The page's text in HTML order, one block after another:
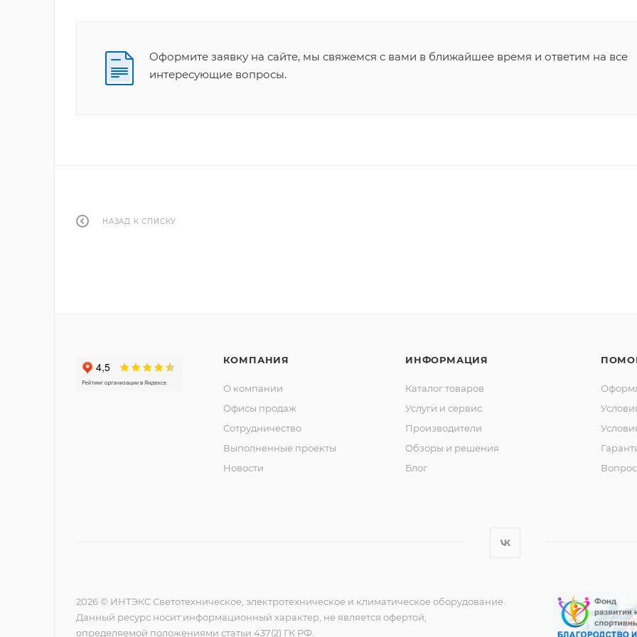
Оформите заявку на сайте, мы свяжемся с вами в ближайшее время и ответим на все
интересующие вопросы.
НАЗАД К СПИСКУ
КОМПАНИЯ
О компании
Офисы продаж
Сотрудничество
Выполненные проекты
Новости
ИНФОРМАЦИЯ
Каталог товаров
Услуги и сервис
Производители
Обзоры и решения
Блог
2026 © ИНТЭКС Светотехническое, электротехническое и климатическое оборудование.
Данный ресурс носит информационный характер, не является офертой,
определяемой положениями статьи 437(2) ГК РФ.